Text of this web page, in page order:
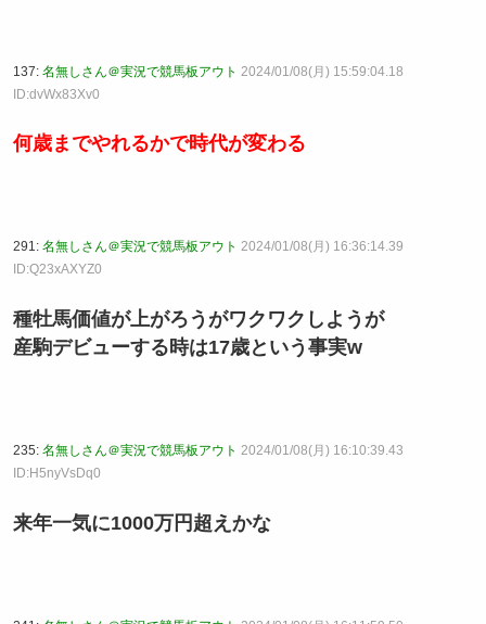
137: 名無しさん＠実況で競馬板アウト 2024/01/08(月) 15:59:04.18
ID:dvWx83Xv0
何歳までやれるかで時代が変わる
291: 名無しさん＠実況で競馬板アウト 2024/01/08(月) 16:36:14.39
ID:Q23xAXYZ0
種牡馬価値が上がろうがワクワクしようが
産駒デビューする時は17歳という事実w
235: 名無しさん＠実況で競馬板アウト 2024/01/08(月) 16:10:39.43
ID:H5nyVsDq0
来年一気に1000万円超えかな